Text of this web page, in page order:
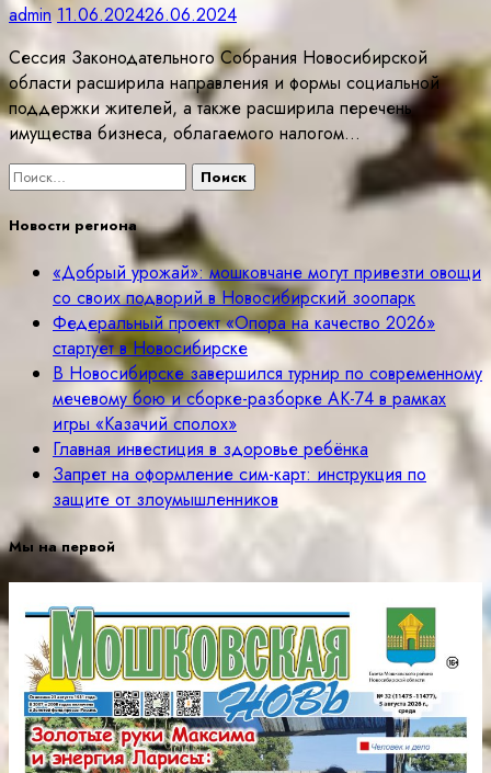
admin 11.06.202426.06.2024
Сессия Законодательного Собрания Новосибирской
области расширила направления и формы социальной
поддержки жителей, а также расширила перечень
имущества бизнеса, облагаемого налогом…
Найти:
Новости региона
«Добрый урожай»: мошковчане могут привезти овощи
со своих подворий в Новосибирский зоопарк
Федеральный проект «Опора на качество 2026»
стартует в Новосибирске
В Новосибирске завершился турнир по современному
мечевому бою и сборке-разборке АК-74 в рамках
игры «Казачий сполох»
Главная инвестиция в здоровье ребёнка
Запрет на оформление сим-карт: инструкция по
защите от злоумышленников
Мы на первой